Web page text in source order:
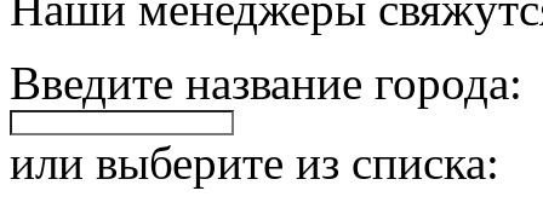
Введите название города:
или выберите из списка: